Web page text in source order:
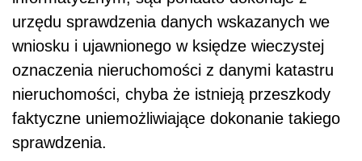
urzędu sprawdzenia danych wskazanych we
wniosku i ujawnionego w księdze wieczystej
oznaczenia nieruchomości z danymi katastru
nieruchomości, chyba że istnieją przeszkody
faktyczne uniemożliwiające dokonanie takiego
sprawdzenia.